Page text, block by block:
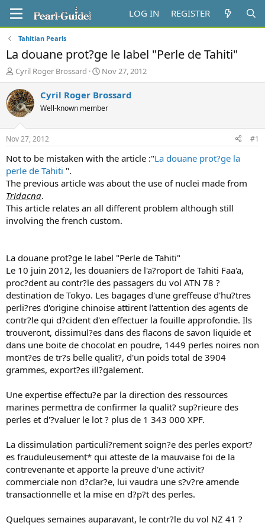
LOG IN REGISTER
Tahitian Pearls
La douane prot?ge le label "Perle de Tahiti"
T
h
r
e
a
d
t
a
t
e
r
Cyril Roger Brossard
S
t
a
t
t
e
Nov 27, 2012
Cyril Roger Brossard
Well-known member
Nov 27, 2012 #1
Not to be mistaken with the article :"La douane prot?ge la
perle de Tahiti ".
The previous article was about the use of nuclei made from
Tridacna.
This article relates an all different problem although still
involving the french custom.
La douane prot?ge le label "Perle de Tahiti"
Le 10 juin 2012, les douaniers de l'a?roport de Tahiti Faa'a,
proc?dent au contr?le des passagers du vol ATN 78 ?
destination de Tokyo. Les bagages d'une greffeuse d'hu?tres
perli?res d'origine chinoise attirent l'attention des agents de
contr?le qui d?cident d'en effectuer la fouille approfondie. Ils
trouveront, dissimul?es dans des flacons de savon liquide et
dans une boite de chocolat en poudre, 1449 perles noires non
mont?es de tr?s belle qualit?, d'un poids total de 3904
grammes, export?es ill?galement.
Une expertise effectu?e par la direction des ressources
marines permettra de confirmer la qualit? sup?rieure des
perles et d'?valuer le lot ? plus de 1 343 000 XPF.
La dissimulation particuli?rement soign?e des perles export?
es frauduleusement* qui atteste de la mauvaise foi de la
contrevenante et apporte la preuve d'une activit?
commerciale non d?clar?e, lui vaudra une s?v?re amende
transactionnelle et la mise en d?p?t des perles.
Quelques semaines auparavant, le contr?le du vol NZ 41 ?